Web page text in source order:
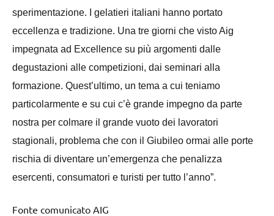
sperimentazione. I gelatieri italiani hanno portato
eccellenza e tradizione. Una tre giorni che visto Aig
impegnata ad Excellence su più argomenti dalle
degustazioni alle competizioni, dai seminari alla
formazione. Quest’ultimo, un tema a cui teniamo
particolarmente e su cui c’è grande impegno da parte
nostra per colmare il grande vuoto dei lavoratori
stagionali, problema che con il Giubileo ormai alle porte
rischia di diventare un’emergenza che penalizza
esercenti, consumatori e turisti per tutto l’anno”.
Fonte comunicato AIG